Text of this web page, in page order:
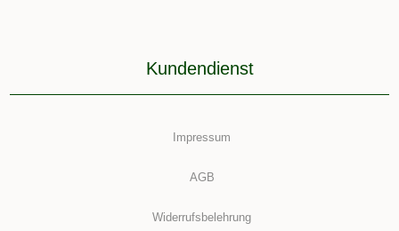
Kundendienst
Impressum
AGB
Widerrufsbelehrung